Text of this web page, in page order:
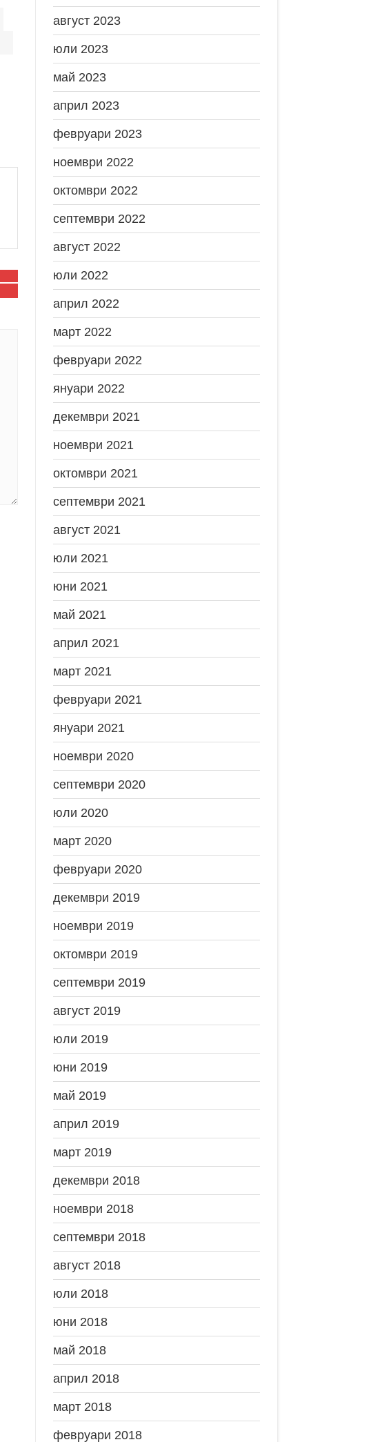
август 2023
юли 2023
май 2023
април 2023
февруари 2023
ноември 2022
октомври 2022
септември 2022
август 2022
юли 2022
април 2022
март 2022
февруари 2022
януари 2022
декември 2021
ноември 2021
октомври 2021
септември 2021
август 2021
юли 2021
юни 2021
май 2021
април 2021
март 2021
февруари 2021
януари 2021
ноември 2020
септември 2020
юли 2020
март 2020
февруари 2020
декември 2019
ноември 2019
октомври 2019
септември 2019
август 2019
юли 2019
юни 2019
май 2019
април 2019
март 2019
декември 2018
ноември 2018
септември 2018
август 2018
юли 2018
юни 2018
май 2018
април 2018
март 2018
февруари 2018